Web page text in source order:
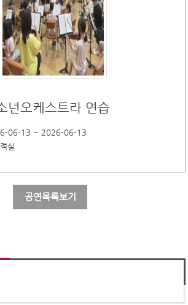
년오케스트라 연습
06-13 ~ 2026-06-13
실
공연목록보기